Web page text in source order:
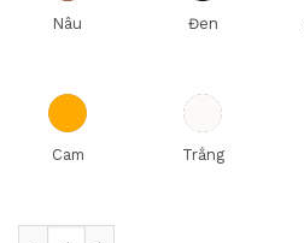
Nâu Đen
Cam Trắng